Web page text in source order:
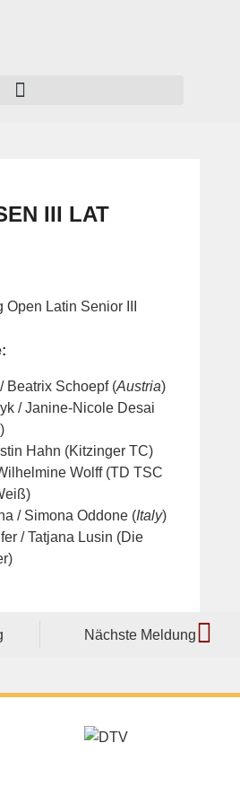
III LAT
Beatrix Schoepf (Austria)
/ Janine-Nicole Desai
)
Hahn (Kitzinger TC)
Wolff (TD TSC
/ Simona Oddone (Italy)
/ Tatjana Lusin (Die
Nächste Meldung